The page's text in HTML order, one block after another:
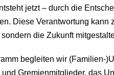
jetzt – durch die
Diese Verantwortung
die Zukunft
begleiten wir (Familien-
Gremienmitglieder, das